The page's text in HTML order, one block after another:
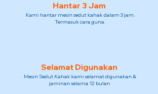
Hantar 3 Jam
Kami hantar mesin sedut kahak dalam 3 jam.
Termasuk cara guna.
Selamat Digunakan
Mesin Sedut Kahak kami selamat digunakan &
jaminan selama 12 bulan